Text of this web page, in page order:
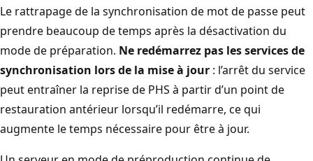
Le rattrapage de la synchronisation de mot de passe peut
prendre beaucoup de temps après la désactivation du
mode de préparation. Ne redémarrez pas les services de
synchronisation lors de la mise à jour : l’arrêt du service
peut entraîner la reprise de PHS à partir d’un point de
restauration antérieur lorsqu’il redémarre, ce qui
augmente le temps nécessaire pour être à jour.